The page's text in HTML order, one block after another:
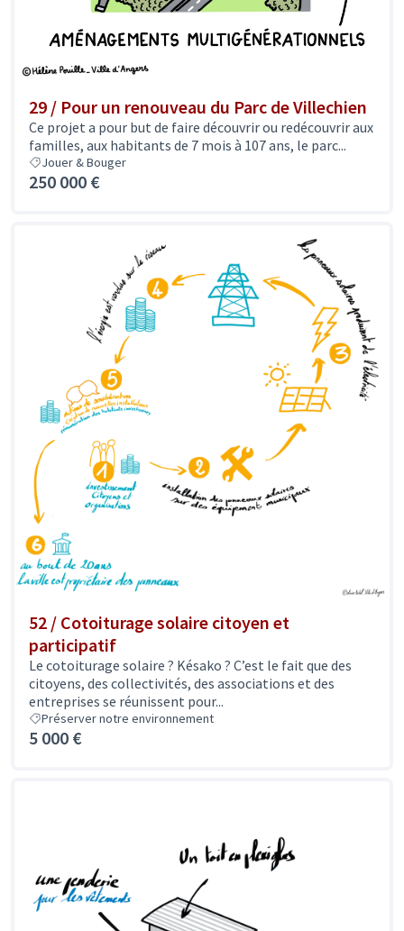
29 / Pour un renouveau du Parc de Villechien
Ce projet a pour but de faire découvrir ou redécouvrir aux
familles, aux habitants de 7 mois à 107 ans, le parc...
Jouer & Bouger
250 000 €
52 / Cotoiturage solaire citoyen et
participatif
Le cotoiturage solaire ? Késako ? C’est le fait que des
citoyens, des collectivités, des associations et des
entreprises se réunissent pour...
Préserver notre environnement
5 000 €